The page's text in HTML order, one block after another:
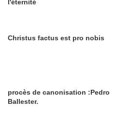
l'éternité
Christus factus est pro nobis
procès de canonisation :Pedro
Ballester.